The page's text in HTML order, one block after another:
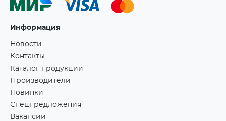
Информация
Новости
Контакты
Каталог продукции
Производители
Новинки
Спецпредложения
Вакансии